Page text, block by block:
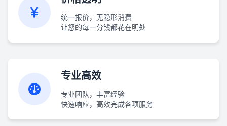
统一报价，无隐形消费
让您的每一分钱都花在明处
专业高效
专业团队，丰富经验
快速响应，高效完成各项服务